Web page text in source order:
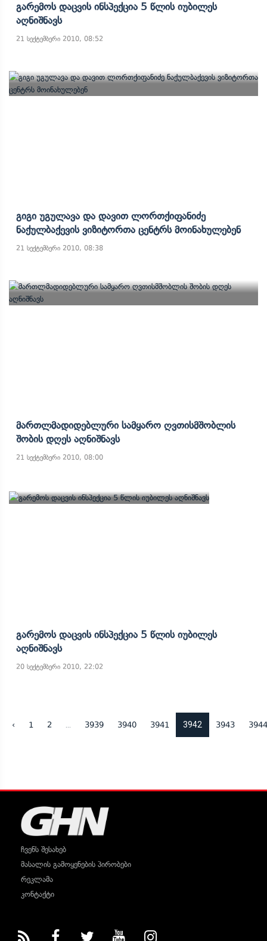
Გარემოს Დაცვის Ინსპექცია 5 Წლის Იუბილეს
Აღნიშნავს
21 სექტემბერი 2010, 08:52
Გიგი Უგულავა Და Დავით Ლორთქიფანიძე
Ნაქულბაქევის Ვიზიტორთა Ცენტრს Მოინახულებენ
21 სექტემბერი 2010, 08:38
Მართლმადიდებლური Სამყარო Ღვთისმშობლის
Შობის Დღეს Აღნიშნავს
21 სექტემბერი 2010, 08:00
Გარემოს Დაცვის Ინსპექცია 5 Წლის Იუბილეს
Აღნიშნავს
20 სექტემბერი 2010, 22:02
‹ 1 2 3939 3940 3941 3942 3943 3944
ჩვენს შესახებ
მასალის გამოყენების პირობები
რეკლამა
კონტაქტი